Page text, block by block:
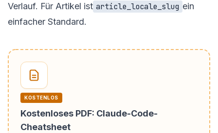
Verlauf. Für Artikel ist article_locale_slug ein
einfacher Standard.
KOSTENLOS
Kostenloses PDF: Claude-Code-
Cheatsheet